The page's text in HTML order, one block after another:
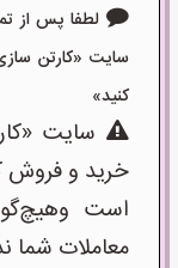
لطفا پس از
کنید»
سایت
خرید و فروش
است
معاملات شما